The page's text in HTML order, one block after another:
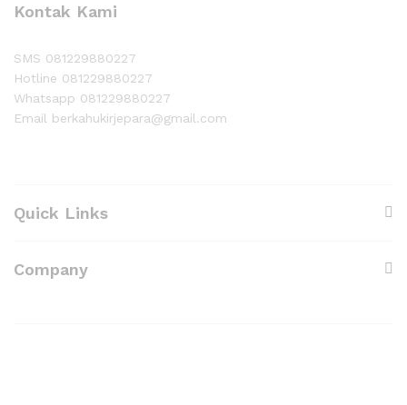
Kontak Kami
SMS 081229880227
Hotline 081229880227
Whatsapp 081229880227
Email berkahukirjepara@gmail.com
Quick Links
Company